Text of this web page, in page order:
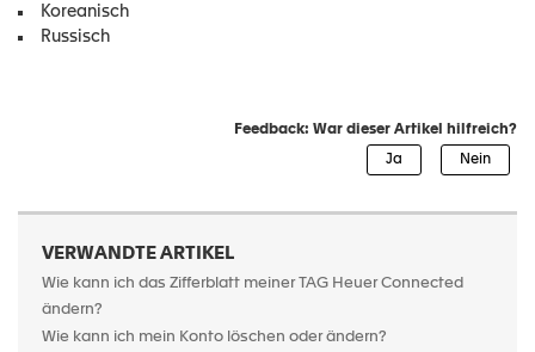
Koreanisch
Russisch
Feedback: War dieser Artikel hilfreich?
VERWANDTE ARTIKEL
Wie kann ich das Zifferblatt meiner TAG Heuer Connected
ändern?
Wie kann ich mein Konto löschen oder ändern?